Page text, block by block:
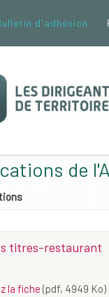
d'adhésion
de
titres-restaurant
la fiche (pdf, 4949 Ko)